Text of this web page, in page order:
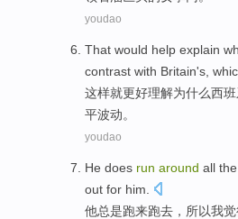
youdao
That would help explain
contrast with Britain's ,
这样就更好理解为什么西
平波动。
youdao
He does run around all the
out for him
他总是跑来跑去， 所以我